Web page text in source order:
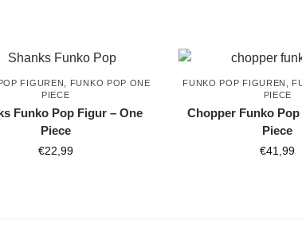
FIGUREN
FUNKO POP ONE
PIECE
Funko Pop Figur – One
Piece
€22,99
FUNKO POP FIGUREN
PIECE
Chopper Funko
Piece
€41,99